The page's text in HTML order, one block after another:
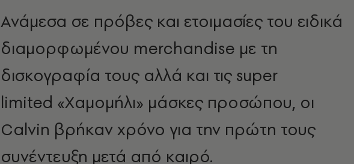
Ανάμεσα σε πρόβες και ετοιμασίες του ειδικά
διαμορφωμένου merchandise με τη
δισκογραφία τους αλλά και τις super
limited «Χαμομήλι» μάσκες προσώπου, οι
Calvin βρήκαν χρόνο για την πρώτη τους
συνέντευξη μετά από καιρό.